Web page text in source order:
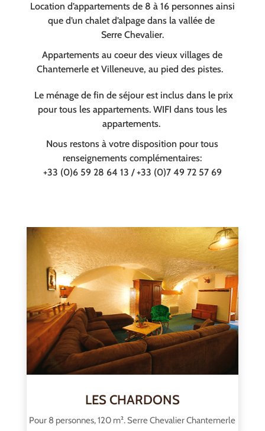
Location d’appartements de 8 à 16 personnes ainsi
que d’un chalet d’alpage dans la vallée de
Serre Chevalier.
Appartements au coeur des vieux villages de
Chantemerle et Villeneuve, au pied des pistes.
Le ménage de fin de séjour est inclus dans le prix
pour tous les appartements. WIFI dans tous les
appartements.
Nous restons à votre disposition pour tous
renseignements complémentaires:
+33 (0)6 59 28 64 13 / +33 (0)7 49 72 57 69
LES CHARDONS
Pour 8 personnes, 120 m². Serre Chevalier Chantemerle